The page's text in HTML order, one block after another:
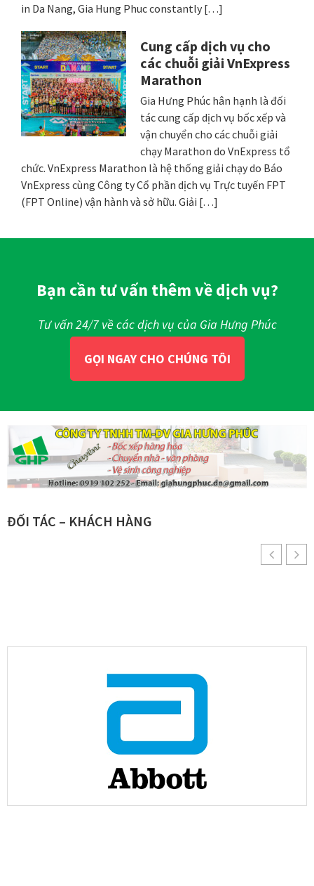
in Da Nang, Gia Hung Phuc constantly […]
Cung cấp dịch vụ cho
các chuỗi giải VnExpress
Marathon
Gia Hưng Phúc hân hạnh là đối
tác cung cấp dịch vụ bốc xếp và
vận chuyển cho các chuỗi giải
chạy Marathon do VnExpress tổ
chức. VnExpress Marathon là hệ thống giải chạy do Báo
VnExpress cùng Công ty Cổ phần dịch vụ Trực tuyến FPT
(FPT Online) vận hành và sở hữu. Giải […]
Bạn cần tư vấn thêm về dịch vụ?
Tư vấn 24/7 về các dịch vụ của Gia Hưng Phúc
GỌI NGAY CHO CHÚNG TÔI
ĐỐI TÁC – KHÁCH HÀNG